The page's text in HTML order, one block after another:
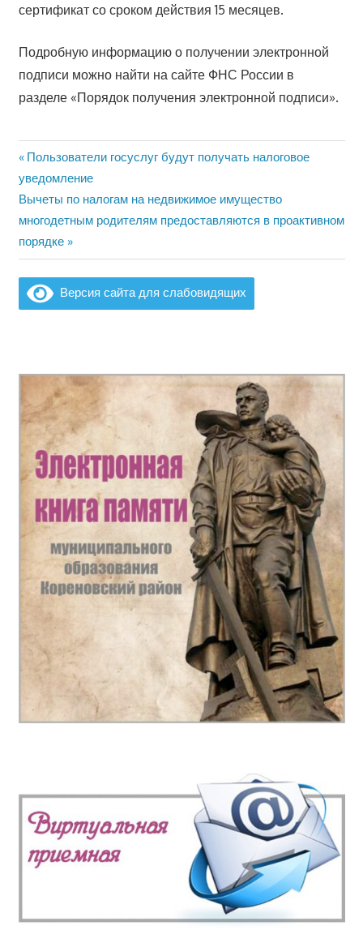
сертификат со сроком действия 15 месяцев.
Подробную информацию о получении электронной
подписи можно найти на сайте ФНС России в
разделе «Порядок получения электронной подписи».
Навигация
по
записям
Предыдущая
запись:
Пользователи госуслуг будут получать налоговое
уведомление
Следующая
запись:
Вычеты по налогам на недвижимое имущество
многодетным родителям предоставляются в проактивном
порядке
Версия сайта для слабовидящих